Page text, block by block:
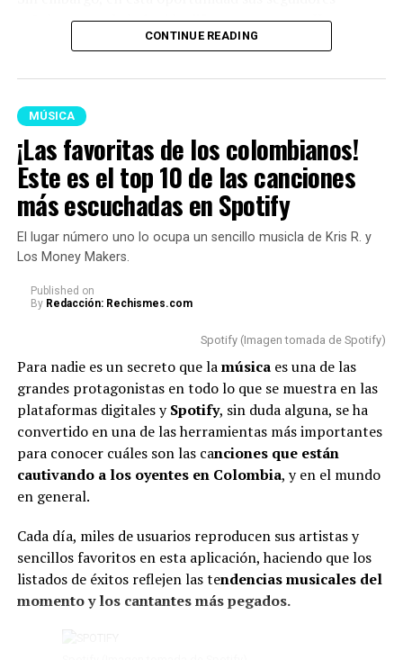
señalaron que habría sido diferente,pues su llanto no
parecía ser de felicidad, sino de tristeza.
lágrimas caían una tras otra y su semblante
reflejaba nostalgia.
Lee también: “No puedo más”: La Blanquita reveló,
destrozada en llanto, que terminó con Naim por las
faltas de respeto
Como era de esperarse, los internautas no tardaron en
reaccionar en redes sociales y opinar sobre las razones
por las cuales
Cabe aclarar que, en medio del concierto, la famosa
se debía a la emoción que estaba viviendo junto a
ellos.
“Me siento supremamente
agradecida por el amor que me
dan siempre. Siento que
cuando me paro en este
escenario, vivo una realidad
diferente. Como que ustedes
me demuestran que me
CONTINUE READING
MÚSICA
¡Las favoritas de los colombianos!
Este es el top 10 de las canciones
más escuchadas en Spotify
El lugar número uno lo ocupa un sencillo musicla de Kris R. y
Los Money Makers.
Published on
By Redacción: Rechismes.com
Spotify (Imagen tomada de Spotify)
Para nadie es un secreto que lamúsicaes una de las
grandes protagonistas en todo lo que se muestra en las
plataformas digitales ySpotify, sin duda alguna, se ha
convertido en una de las herramientas más importantes
para conocer cuáles son las canciones que están
cautivando a los oyentes en Colombia, y en el mundo
en general.
Cada día, miles de usuarios reproducen sus artistas y
sencillos favoritos en esta aplicación, haciendo que los
listados de éxitos reflejen las tendencias musicales del
momento y los cantantes más pegados.